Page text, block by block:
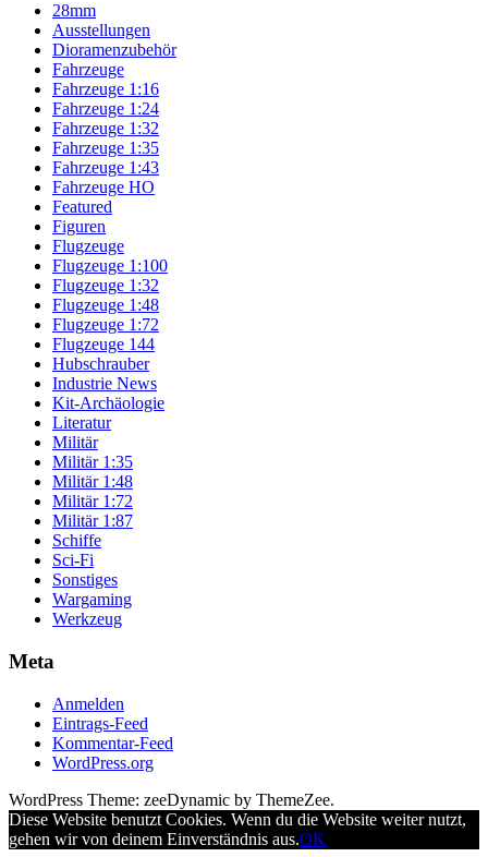
28mm
Ausstellungen
Dioramenzubehör
Fahrzeuge
Fahrzeuge 1:16
Fahrzeuge 1:24
Fahrzeuge 1:32
Fahrzeuge 1:35
Fahrzeuge 1:43
Fahrzeuge HO
Featured
Figuren
Flugzeuge
Flugzeuge 1:100
Flugzeuge 1:32
Flugzeuge 1:48
Flugzeuge 1:72
Flugzeuge 144
Hubschrauber
Industrie News
Kit-Archäologie
Literatur
Militär
Militär 1:35
Militär 1:48
Militär 1:72
Militär 1:87
Schiffe
Sci-Fi
Sonstiges
Wargaming
Werkzeug
Meta
Anmelden
Eintrags-Feed
Kommentar-Feed
WordPress.org
WordPress Theme: zeeDynamic by ThemeZee.
Diese Website benutzt Cookies. Wenn du die Website weiter nutzt,
gehen wir von deinem Einverständnis aus.OK